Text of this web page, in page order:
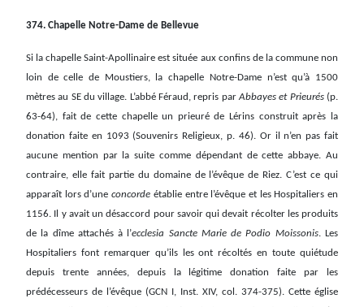
374. Chapelle Notre-Dame de Bellevue
Si la chapelle Saint-Apollinaire est située aux confins de la commune non
loin de celle de Moustiers, la chapelle Notre-Dame n’est qu’à 1500
mètres au SE du village. L’abbé Féraud, repris parAbbayes et Prieurés (p.
63-64), fait de cette chapelle un prieuré de Lérins construit après la
donation faite en 1093 (Souvenirs Religieux, p. 46). Or il n’en pas fait
aucune mention par la suite comme dépendant de cette abbaye. Au
contraire, elle fait partie du domaine de l’évêque de Riez. C’est ce qui
apparaît lors d’uneconcorde établie entre l’évêque et les Hospitaliers en
1156. Il y avait un désaccord pour savoir qui devait récolter les produits
de la dîme attachés à l’ecclesia Sancte Marie de Podio Moissonis. Les
Hospitaliers font remarquer qu’ils les ont récoltés en toute quiétude
depuis trente années, depuis la légitime donation faite par les
prédécesseurs de l’évêque (GCN I, Inst. XIV, col. 374-375). Cette église